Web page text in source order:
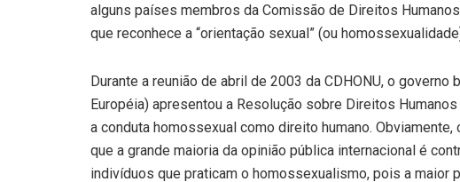
alguns países membros da Comissão de Direitos
que reconhece a “orientação sexual” (ou
Durante a reunião de abril de 2003 da CDHONU, o
Européia) apresentou a Resolução sobre Direitos
a conduta homossexual como direito humano. Obviamente,
que a grande maioria da opinião pública internacional é
indivíduos que praticam o homossexualismo, pois a maior